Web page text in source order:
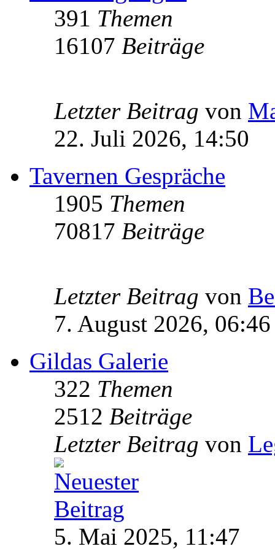
391 Themen
16107 Beiträge
Letzter Beitrag von
22. Juli 2026, 14:50
Tavernen Gespräche
1905 Themen
70817 Beiträge
Letzter Beitrag von
7. August 2026, 06:46
Gildas Galerie
322 Themen
2512 Beiträge
Letzter Beitrag von
5. Mai 2025, 11:47